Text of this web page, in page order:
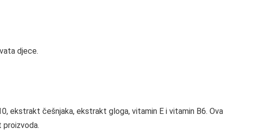
djece.
ekstrakt češnjaka, ekstrakt gloga, vitamin E i vitamin B6. Ova